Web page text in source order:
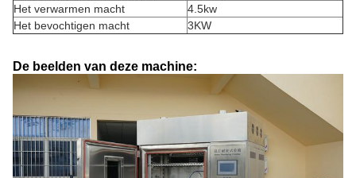
Het verwarmen macht
4.5kw
Het bevochtigen macht
3KW
De beelden van deze machine: